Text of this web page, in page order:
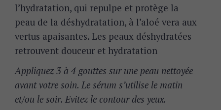
l’hydratation, qui repulpe et protège la
peau de la déshydratation, à l’aloé vera aux
vertus apaisantes. Les peaux déshydratées
retrouvent douceur et hydratation
Appliquez 3 à 4 gouttes sur une peau nettoyée
avant votre soin. Le sérum s’utilise le matin
et/ou le soir. Evitez le contour des yeux.